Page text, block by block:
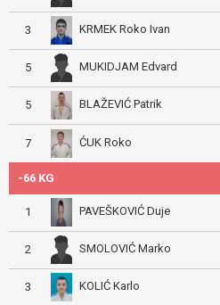
3 KRMEK Roko Ivan
5 MUKIDJAM Edvard
5 BLAŽEVIĆ Patrik
7 ĆUK Roko
-66 KG
1 PAVEŠKOVIĆ Duje
2 SMOLOVIĆ Marko
3 KOLIĆ Karlo